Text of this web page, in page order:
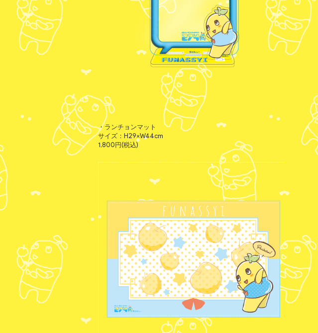
・ランチョンマット
サイズ：H29×W44cm
1,800円(税込)